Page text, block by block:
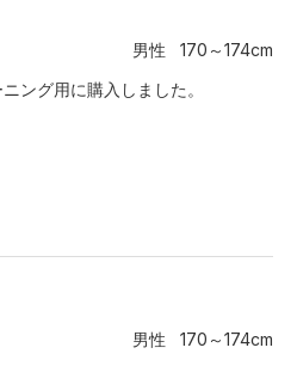
男性 170～174cm
ング用に購入しました。
男性 170～174cm